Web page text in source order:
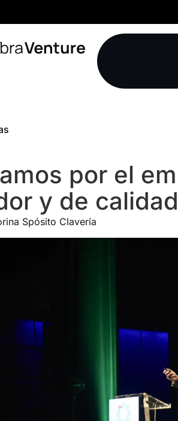
por el
y de
Spósito Clavería